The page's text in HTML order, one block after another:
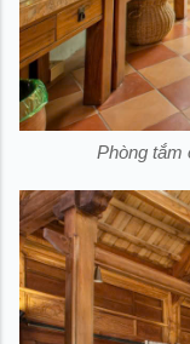
Phòng tắm